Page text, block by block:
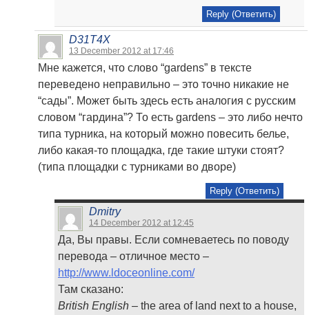
Reply (Ответить)
D31T4X
13 December 2012 at 17:46
Мне кажется, что слово “gardens” в тексте
переведено неправильно – это точно никакие не
“сады”. Может быть здесь есть аналогия с русским
словом “гардина”? То есть gardens – это либо нечто
типа турника, на который можно повесить белье,
либо какая-то площадка, где такие штуки стоят?
(типа площадки с турниками во дворе)
Reply (Ответить)
Dmitry
14 December 2012 at 12:45
Да, Вы правы. Если сомневаетесь по поводу
перевода – отличное место –
http://www.ldoceonline.com/
Там сказано:
British English – the area of land next to a house,